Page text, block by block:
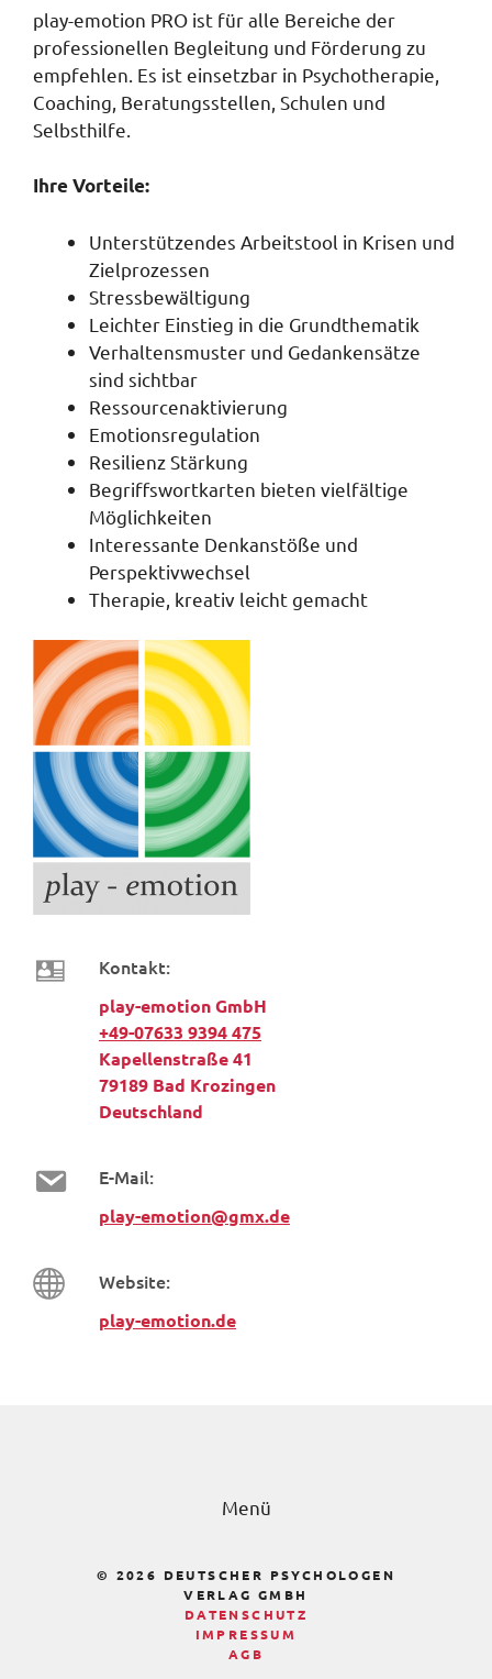
play-emotion PRO ist für alle Bereiche der
professionellen Begleitung und Förderung zu
empfehlen. Es ist einsetzbar in Psychotherapie,
Coaching, Beratungsstellen, Schulen und
Selbsthilfe.
Ihre Vorteile:
Unterstützendes Arbeitstool in Krisen und
Zielprozessen
Stressbewältigung
Leichter Einstieg in die Grundthematik
Verhaltensmuster und Gedankensätze
sind sichtbar
Ressourcenaktivierung
Emotionsregulation
Resilienz Stärkung
Begriffswortkarten bieten vielfältige
Möglichkeiten
Interessante Denkanstöße und
Perspektivwechsel
Therapie, kreativ leicht gemacht
Kontakt:
play-emotion GmbH
+49-07633 9394 475
Kapellenstraße 41
79189 Bad Krozingen
Deutschland
E-Mail:
play-emotion@gmx.de
Website:
play-emotion.de
Menü
© 2026 DEUTSCHER PSYCHOLOGEN
VERLAG GMBH
DATENSCHUTZ
IMPRESSUM
AGB